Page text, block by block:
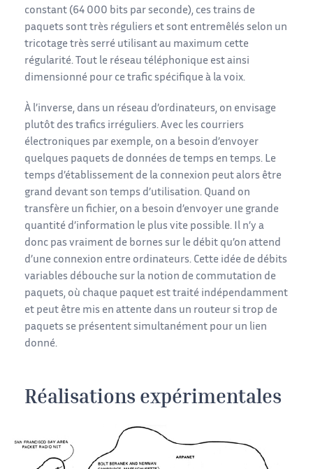
constant (64 000 bits par seconde), ces trains de
paquets sont très réguliers et sont entremêlés selon un
tricotage très serré utilisant au maximum cette
régularité. Tout le réseau téléphonique est ainsi
dimensionné pour ce trafic spécifique à la voix.
À l’inverse, dans un réseau d’ordinateurs, on envisage
plutôt des trafics irréguliers. Avec les courriers
électroniques par exemple, on a besoin d’envoyer
quelques paquets de données de temps en temps. Le
temps d’établissement de la connexion peut alors être
grand devant son temps d’utilisation. Quand on
transfère un fichier, on a besoin d’envoyer une grande
quantité d’information le plus vite possible. Il n’y a
donc pas vraiment de bornes sur le débit qu’on attend
d’une connexion entre ordinateurs. Cette idée de débits
variables débouche sur la notion de commutation de
paquets, où chaque paquet est traité indépendamment
et peut être mis en attente dans un routeur si trop de
paquets se présentent simultanément pour un lien
donné.
Réalisations expérimentales